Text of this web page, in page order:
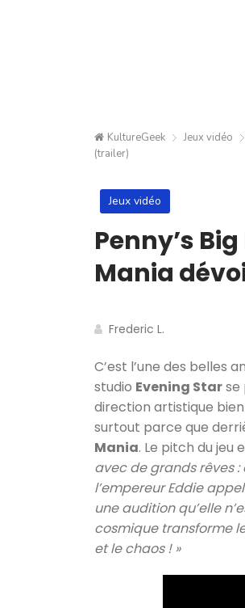
KultureGeek Jeux vidéo
(trailer)
Jeux vidéo
Penny’s
Mania
Frederic L.
C’est l’une des belles
studio Evening Starse
direction artistique
surtout parce que
Mania. Le pitch du jeu
avec de grands rêves
l’empereur Eddie
une audition qu’elle
cosmique transforme
et le chaos ! »